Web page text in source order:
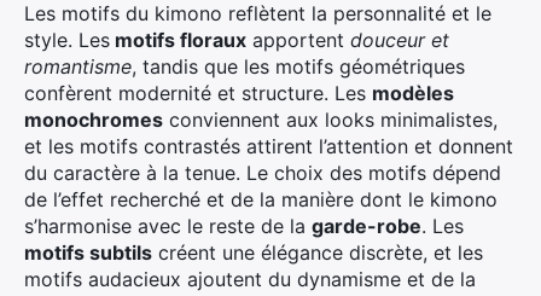
Les motifs du kimono reflètent la personnalité et le
style. Les motifs floraux apportent douceur et
romantisme, tandis que les motifs géométriques
confèrent modernité et structure. Les modèles
monochromes conviennent aux looks minimalistes,
et les motifs contrastés attirent l’attention et donnent
du caractère à la tenue. Le choix des motifs dépend
de l’effet recherché et de la manière dont le kimono
s’harmonise avec le reste de la garde-robe. Les
motifs subtils créent une élégance discrète, et les
motifs audacieux ajoutent du dynamisme et de la